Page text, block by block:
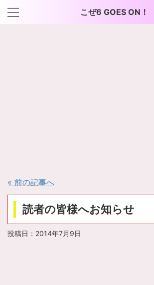
こぜ6 GOES ON！
« 前の記事へ
読者の皆様へお知らせ
投稿日： 2014年7月9日